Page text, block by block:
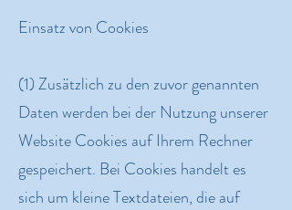
Einsatz von Cookies
(1) Zusätzlich zu den zuvor genannten
Daten werden bei der Nutzung unserer
Website Cookies auf Ihrem Rechner
gespeichert. Bei Cookies handelt es
sich um kleine Textdateien, die auf